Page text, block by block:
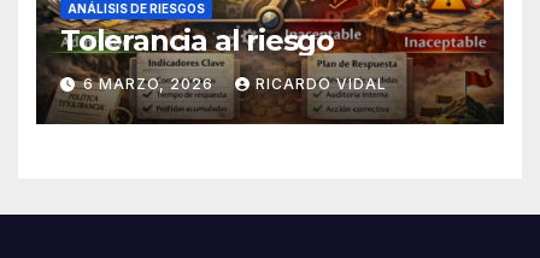
ANÁLISIS DE RIESGOS
Tolerancia al riesgo
6 MARZO, 2026 RICARDO VIDAL